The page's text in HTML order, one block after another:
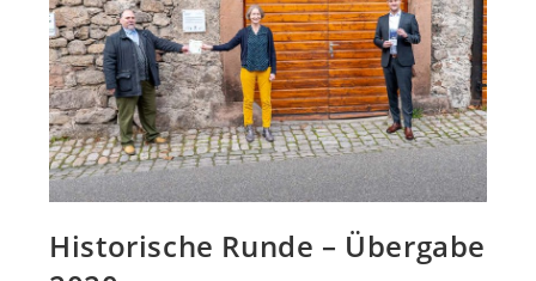
Historische Runde – Übergabe